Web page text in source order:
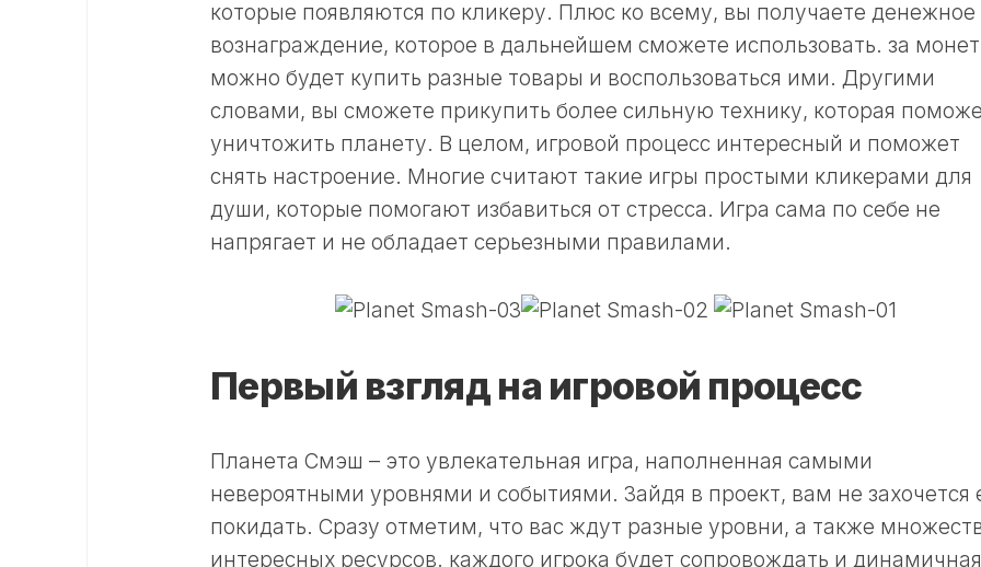
которые появляются по кликеру. Плюс ко всему, вы получаете денежное
вознаграждение, которое в дальнейшем сможете использовать. за
можно будет купить разные товары и воспользоваться ими. Другими
словами, вы сможете прикупить более сильную технику, которая
уничтожить планету. В целом, игровой процесс интересный и поможет
снять настроение. Многие считают такие игры простыми кликерами для
души, которые помогают избавиться от стресса. Игра сама по себе не
напрягает и не обладает серьезными правилами.
Первый взгляд на игровой процесс
Планета Смэш – это увлекательная игра, наполненная самыми
невероятными уровнями и событиями. Зайдя в проект, вам не захочется
покидать. Сразу отметим, что вас ждут разные уровни, а также
интересных ресурсов. каждого игрока будет сопровождать и динамичная